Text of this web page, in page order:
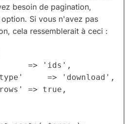
besoin de pagination,
Si vous n'avez pas
cela ressemblerait à ceci :
=> 'download',